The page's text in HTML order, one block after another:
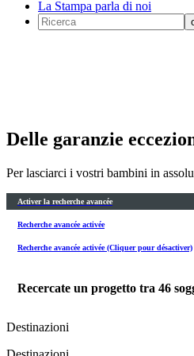
La Stampa parla di noi
Delle garanzie
Per lasciarci i vostri bambini in
Activer la recherche avancée
Recherche avancée activée
Recherche avancée activée (Cliquer pour désactiver)
Recercate un progetto tra 46
Destinazioni